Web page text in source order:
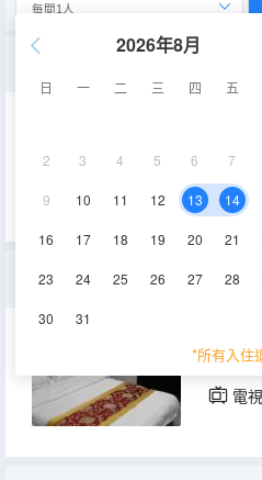
2026年8月
日 一 二 三 四 五
2 3 4 5 6 7
9 10 11 12 13 14
16 17 18 19 20 21
23 24 25 26 27 28
30 31
*所有入住
電視
大床房
12
電